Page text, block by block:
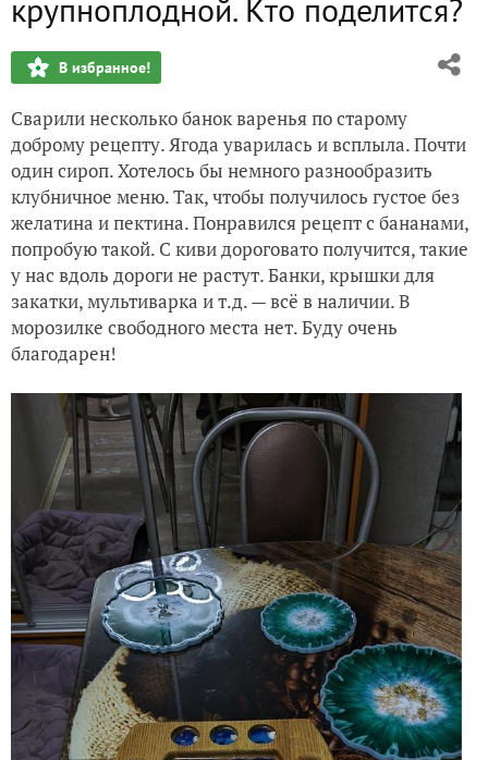
крупноплодной. Кто поделится?
В избранное!
Сварили несколько банок варенья по старому
доброму рецепту. Ягода уварилась и всплыла. Почти
один сироп. Хотелось бы немного разнообразить
клубничное меню. Так, чтобы получилось густое без
желатина и пектина. Понравился рецепт с бананами,
попробую такой. С киви дороговато получится, такие
у нас вдоль дороги не растут. Банки, крышки для
закатки, мультиварка и т.д. — всё в наличии. В
морозилке свободного места нет. Буду очень
благодарен!